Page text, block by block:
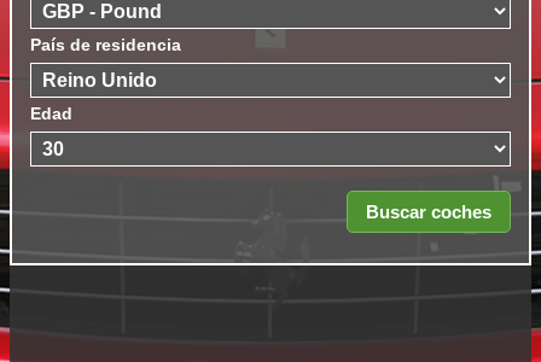
País de residencia
Edad